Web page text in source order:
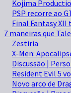
Kojima
PSP recorre ao
Final Fantasy XII
7 maneiras que
Zestiria
X-Men:
Discussão |
Resident Evil 5
Novo arco de